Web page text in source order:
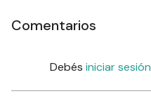
Comentarios
Debés iniciar sesión